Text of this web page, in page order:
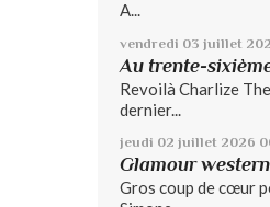
A...
vendredi 03 juillet
Au trente-
Revoilà Charlize
dernier...
jeudi 02 juillet 2026
Glamour western
Gros coup de cœur